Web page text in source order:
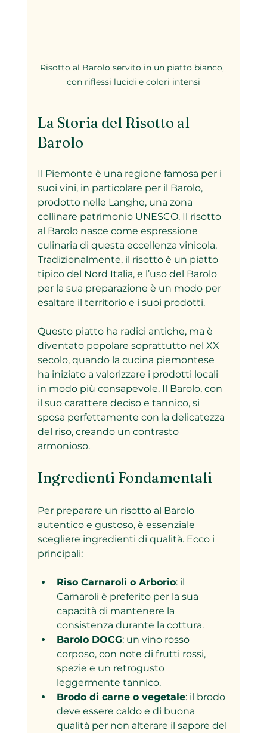
Risotto al Barolo servito in un piatto bianco,
con riflessi lucidi e colori intensi
La Storia del Risotto al
Barolo
Il Piemonte è una regione famosa per i
suoi vini, in particolare per il Barolo,
prodotto nelle Langhe, una zona
collinare patrimonio UNESCO. Il risotto
al Barolo nasce come espressione
culinaria di questa eccellenza vinicola.
Tradizionalmente, il risotto è un piatto
tipico del Nord Italia, e l’uso del Barolo
per la sua preparazione è un modo per
esaltare il territorio e i suoi prodotti.
Questo piatto ha radici antiche, ma è
diventato popolare soprattutto nel XX
secolo, quando la cucina piemontese
ha iniziato a valorizzare i prodotti locali
in modo più consapevole. Il Barolo, con
il suo carattere deciso e tannico, si
sposa perfettamente con la delicatezza
del riso, creando un contrasto
armonioso.
Ingredienti Fondamentali
Per preparare un risotto al Barolo
autentico e gustoso, è essenziale
scegliere ingredienti di qualità. Ecco i
principali:
Riso Carnaroli o Arborio: il
Carnaroli è preferito per la sua
capacità di mantenere la
consistenza durante la cottura.
Barolo DOCG: un vino rosso
corposo, con note di frutti rossi,
spezie e un retrogusto
leggermente tannico.
Brodo di carne o vegetale: il brodo
deve essere caldo e di buona
qualità per non alterare il sapore del